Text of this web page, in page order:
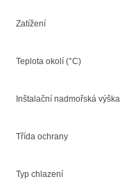
Zatížení
Teplota okolí (°C)
Inštalační nadmořská výška
Třída ochrany
Typ chlazení